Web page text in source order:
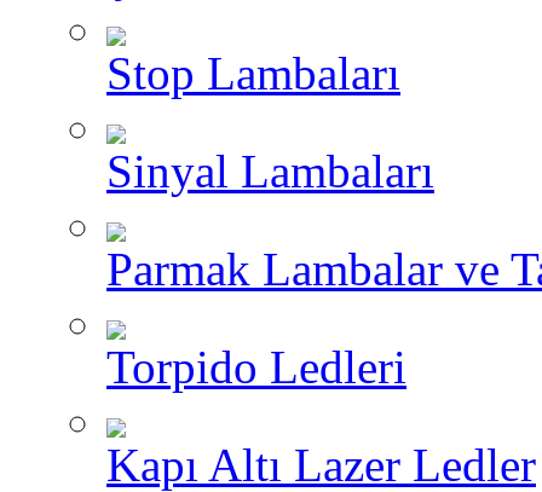
Stop Lambaları
Sinyal Lambaları
Parmak Lambalar ve
Torpido Ledleri
Kapı Altı Lazer Ledler